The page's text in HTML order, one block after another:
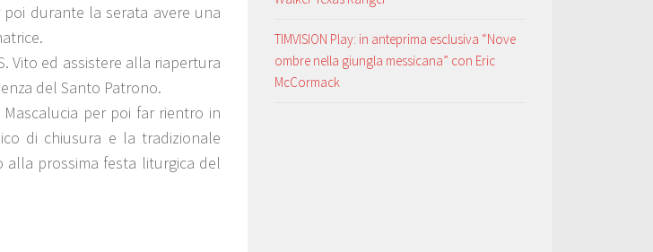
durante la serata avere una
Vito ed assistere alla riapertura
del Santo Patrono.
per poi far rientro in
di chiusura e la tradizionale
prossima festa liturgica del
TIMVISION Play: in anteprima esclusiva “Nove
ombre nella giungla messicana” con Eric
McCormack